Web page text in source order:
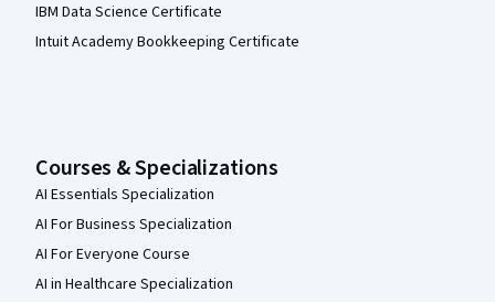
IBM Data Science Certificate
Intuit Academy Bookkeeping Certificate
Courses & Specializations
AI Essentials Specialization
AI For Business Specialization
AI For Everyone Course
AI in Healthcare Specialization